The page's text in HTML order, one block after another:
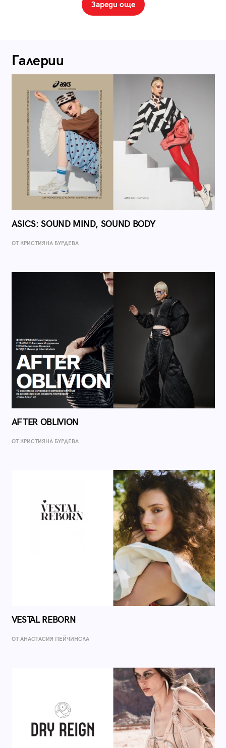
Зареди още
Галерии
ASICS: SOUND MIND, SOUND BODY
ОТ КРИСТИЯНА БУРДЕВА
AFTER OBLIVION
ОТ КРИСТИЯНА БУРДЕВА
VESTAL REBORN
ОТ AНАСТАСИЯ ПЕЙЧИНСКА